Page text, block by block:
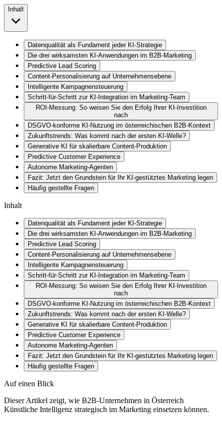
Inhalt
Datenqualität als Fundament jeder KI-Strategie
Die drei wirksamsten KI-Anwendungen im B2B-Marketing
Predictive Lead Scoring
Content-Personalisierung auf Unternehmensebene
Intelligente Kampagnensteuerung
Schritt-für-Schritt zur KI-Integration im Marketing-Team
ROI-Messung: So weisen Sie den Erfolg Ihrer KI-Investition
nach
DSGVO-konforme KI-Nutzung im österreichischen B2B-Kontext
Zukunftstrends: Was kommt nach der ersten KI-Welle?
Generative KI für skalierbare Content-Produktion
Predictive Customer Experience
Autonome Marketing-Agenten
Fazit: Jetzt den Grundstein für Ihr KI-gestütztes Marketing legen
Häufig gestellte Fragen
Inhalt
Datenqualität als Fundament jeder KI-Strategie
Die drei wirksamsten KI-Anwendungen im B2B-Marketing
Predictive Lead Scoring
Content-Personalisierung auf Unternehmensebene
Intelligente Kampagnensteuerung
Schritt-für-Schritt zur KI-Integration im Marketing-Team
ROI-Messung: So weisen Sie den Erfolg Ihrer KI-Investition
nach
DSGVO-konforme KI-Nutzung im österreichischen B2B-Kontext
Zukunftstrends: Was kommt nach der ersten KI-Welle?
Generative KI für skalierbare Content-Produktion
Predictive Customer Experience
Autonome Marketing-Agenten
Fazit: Jetzt den Grundstein für Ihr KI-gestütztes Marketing legen
Häufig gestellte Fragen
Auf einen Blick
Dieser Artikel zeigt, wie B2B-Unternehmen in Österreich
Künstliche Intelligenz strategisch im Marketing einsetzen können.